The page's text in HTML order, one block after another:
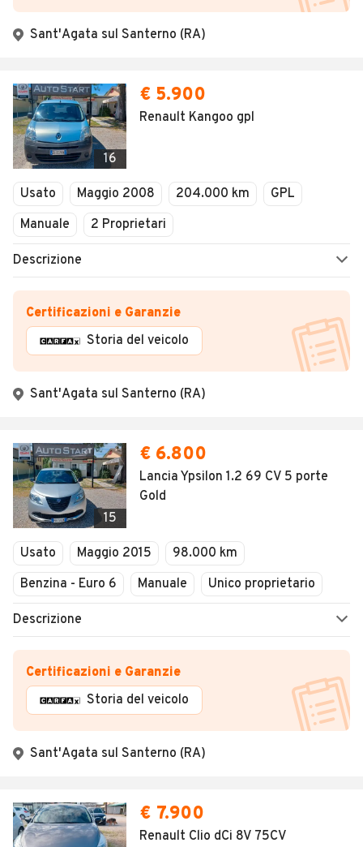
Sant'Agata sul Santerno (RA)
16
€ 5.900
Renault Kangoo gpl
Usato Maggio 2008 204.000 km
GPL
Manuale
2 Proprietari
Descrizione
Certificazioni e Garanzie
Storia del veicolo
Sant'Agata sul Santerno (RA)
15
€ 6.800
Lancia Ypsilon 1.2 69 CV 5 porte
Gold
Usato Maggio 2015
98.000 km
Benzina - Euro 6
Manuale Unico proprietario
Descrizione
Certificazioni e Garanzie
Storia del veicolo
Sant'Agata sul Santerno (RA)
€ 7.900
Renault Clio dCi 8V 75CV